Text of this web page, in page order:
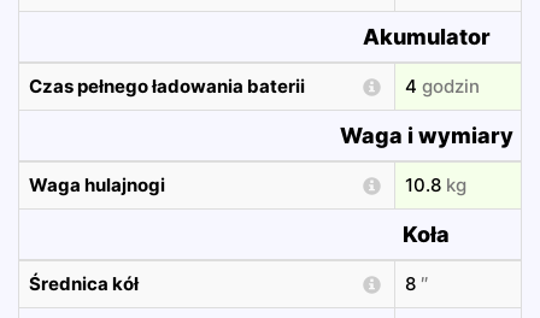
Akumulator
Czas pełnego ładowania baterii 4 godzin
Waga i wymiary
Waga hulajnogi 10.8 kg
Koła
Średnica kół 8 ″